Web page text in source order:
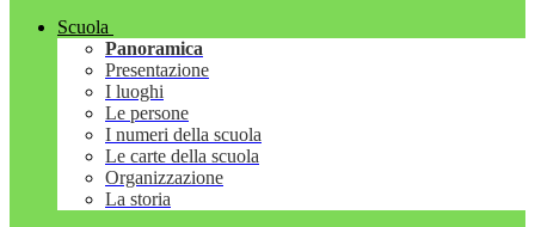
Scuola
Panoramica
Presentazione
I luoghi
Le persone
I numeri della scuola
Le carte della scuola
Organizzazione
La storia